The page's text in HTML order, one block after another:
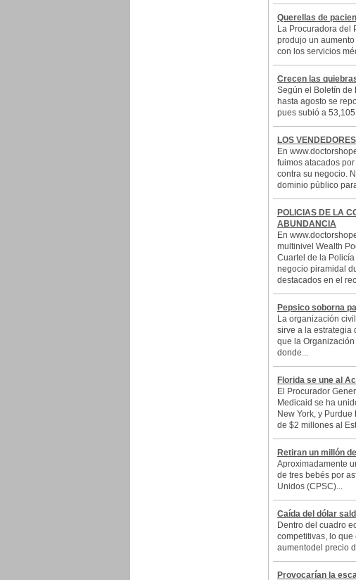
Querellas de
La Procuradora del
produjo un
con los servicios
Crecen las
Según el Boletín de
hasta agosto se
pues subió a
LOS
En
fuimos atacados
contra su negocio.
dominio público
POLICIAS DE LA
ABUNDANCIA
En
multinivel Wealth
Cuartel de la
negocio piramidal
destacados en el
Pepsico soborna
La organización
sirve a la estrategia
que la
donde...
Florida se une al
El Procurador
Medicaid se ha
New York, y
de $2 millones al
Retiran un millón
Aproximadamente
de tres bebés por
Unidos (CPSC)...
Caída del dólar
Dentro del cuadro
competitivas, lo
aumentodel precio
Provocarían la